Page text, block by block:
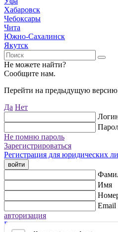
Хабаровск
Чебоксары
Чита
Южно-Сахалинск
Якутск
Не можете найти?
Сообщите нам.
Перейти на предыдущую версию
Да Нет
Не помню пароль
Зарегистрироваться
Регистрация для юридических
войти
Имя
Email
авторизация
Регистрация для юридических